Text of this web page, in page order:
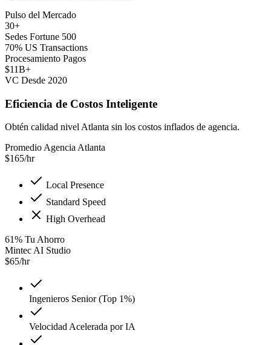
Pulso del Mercado
30+
Sedes Fortune 500
70% US Transactions
Procesamiento Pagos
$11B+
VC Desde 2020
Eficiencia de Costos Inteligente
Obtén calidad nivel Atlanta sin los costos inflados de agencia.
Promedio Agencia Atlanta
$165/hr
Local Presence
Standard Speed
High Overhead
61% Tu Ahorro
Mintec AI Studio
$65/hr
Ingenieros Senior (Top 1%)
Velocidad Acelerada por IA